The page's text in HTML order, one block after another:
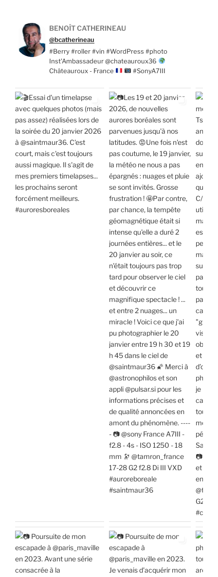
BENOÎT CATHERINEAU
@bcatherineau
#Berry #roller #vin #WordPress #photo
Inst'Ambassadeur @chateauroux36
Châteauroux - France
#SonyA7III